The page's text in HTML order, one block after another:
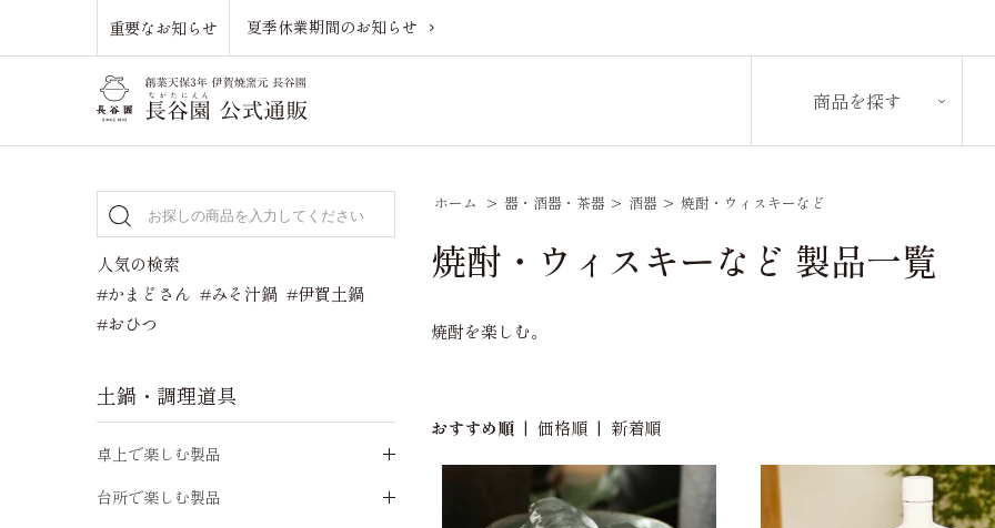
重要なお知らせ 夏季休業期間のお知らせ
商品を探す
ホーム > 器・酒器・茶器 > 酒器 > 焼酎・ウィスキーなど
焼酎・ウィスキーなど 製品一覧
焼酎を楽しむ。
おすすめ順 |価格順 | 新着順
人気の検索
#かまどさん #みそ汁鍋 #伊賀土鍋
#おひつ
土鍋・調理道具
卓上で楽しむ製品
台所で楽しむ製品